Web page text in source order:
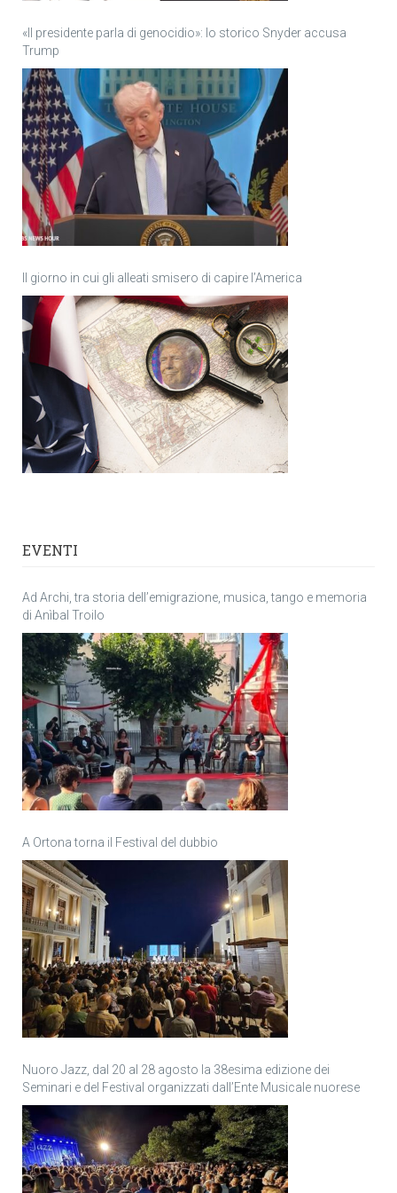
«Il presidente parla di genocidio»: lo storico Snyder accusa
Trump
Il giorno in cui gli alleati smisero di capire l’America
EVENTI
Ad Archi, tra storia dell’emigrazione, musica, tango e memoria
di Anìbal Troilo
A Ortona torna il Festival del dubbio
Nuoro Jazz, dal 20 al 28 agosto la 38esima edizione dei
Seminari e del Festival organizzati dall’Ente Musicale nuorese